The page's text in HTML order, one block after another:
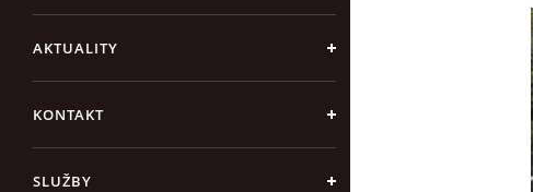
AKTUALITY
KONTAKT
SLUŽBY